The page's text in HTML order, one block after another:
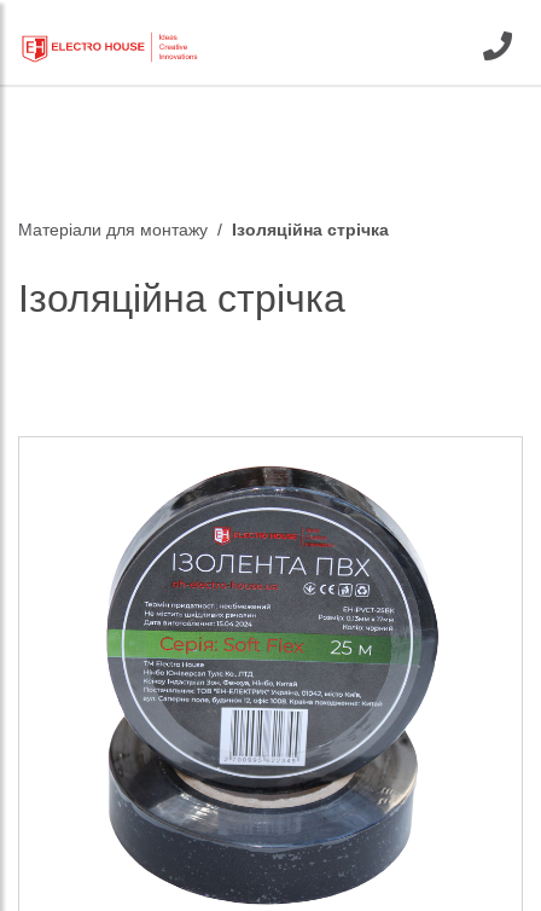
Матеріали для монтажу Ізоляційна стрічка
Ізоляційна стрічка